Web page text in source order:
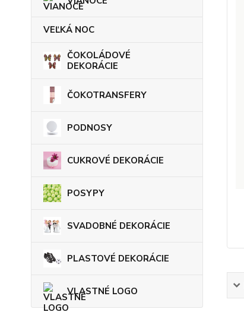
VEĽKÁ NOC
ČOKOLÁDOVÉ
DEKORÁCIE
ČOKOTRANSFERY
PODNOSY
CUKROVÉ DEKORÁCIE
POSYPY
SVADOBNÉ DEKORÁCIE
PLASTOVÉ DEKORÁCIE
VLASTNÉ LOGO